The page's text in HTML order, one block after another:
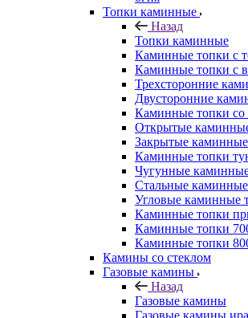
Топки каминные
Назад
Топки каминные
Каминные топки с
Каминные топки с
Трехсторонние
Двусторонние
Каминные топки со
Открытые
Закрытые
Каминные топки
Чугунные
Стальные
Угловые каминные
Каминные топки
Каминные топки
Каминные топки
Камины со стеклом
Газовые камины
Назад
Газовые камины
Газовые камины